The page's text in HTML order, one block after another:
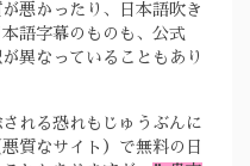
悪かったり、日本語吹き
語字幕のものも、公式
異なっていることもあり
れる恐れもじゅうぶんに
質なサイト）で無料の日